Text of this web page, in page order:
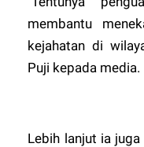
membantu
kejahatan di
Puji kepada media.
Lebih lanjut ia